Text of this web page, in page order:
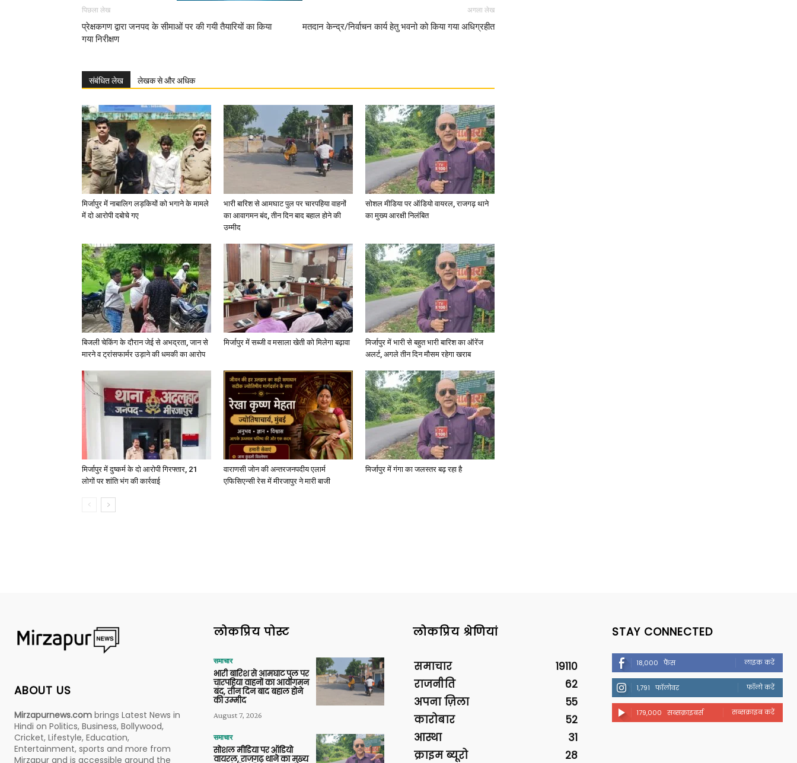
पिछला लेख
प्रेक्षकगण द्वारा जनपद के सीमाओं पर की गयी तैयारियों का किया
गया निरीक्षण
अगला लेख
मतदान केन्द्र/निर्वाचन कार्य हेतु भवनो को किया गया अधिग्रहीत
संबंधित लेख लेखक से और अधिक
मिर्जापुर में नाबालिग लड़कियों को भगाने के मामले
में दो आरोपी दबोचे गए
भारी बारिश से आमघाट पुल पर चारपहिया वाहनों
का आवागमन बंद, तीन दिन बाद बहाल होने की
उम्मीद
सोशल मीडिया पर ऑडियो वायरल, राजगढ़ थाने
का मुख्य आरक्षी निलंबित
बिजली चेकिंग के दौरान जेई से अभद्रता, जान से
मारने व ट्रांसफार्मर उड़ाने की धमकी का आरोप
मिर्जापुर में सब्जी व मसाला खेती को मिलेगा बढ़ावा
मिर्जापुर में भारी से बहुत भारी बारिश का ऑरेंज
अलर्ट, अगले तीन दिन मौसम रहेगा खराब
मिर्जापुर में दुष्कर्म के दो आरोपी गिरफ्तार, 21
लोगों पर शांति भंग की कार्रवाई
वाराणसी जोन की अन्तरजनपदीय एलार्म
एफिसिएन्सी रेस में मीरजापुर ने मारी बाजी
मिर्जापुर में गंगा का जलस्तर बढ़ रहा है
ABOUT US
Mirzapurnews.com brings Latest News in
Hindi on Politics, Business, Bollywood,
Cricket, Lifestyle, Education,
Entertainment, sports and more from
Mirzapur and is accessible around the
लोकप्रिय पोस्ट
समाचार
भारी बारिश से आमघाट पुल पर
चारपहिया वाहनों का आवागमन
बंद, तीन दिन बाद बहाल होने
की उम्मीद
August 7, 2026
समाचार
सोशल मीडिया पर ऑडियो
वायरल, राजगढ़ थाने का मुख्य
लोकप्रिय श्रेणियां
समाचार
19110
राजनीति
62
अपना ज़िला
55
कारोबार
52
आस्था
31
क्राइम ब्यूरो
28
STAY CONNECTED
18,000 फैंस लाइक करें
1,791 फॉलोवर फॉलो करें
179,000 सब्सक्राइबर्स सब्सक्राइब करें